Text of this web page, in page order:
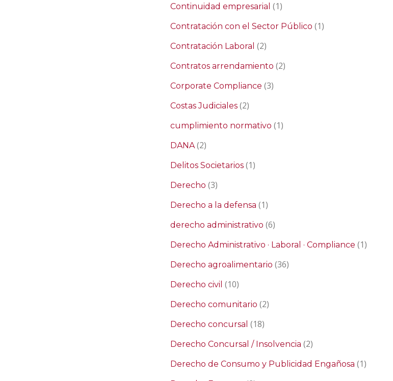
Continuidad empresarial (1)
Contratación con el Sector Público (1)
Contratación Laboral (2)
Contratos arrendamiento (2)
Corporate Compliance (3)
Costas Judiciales (2)
cumplimiento normativo (1)
DANA(2)
Delitos Societarios (1)
Derecho (3)
Derecho a la defensa (1)
derecho administrativo (6)
Derecho Administrativo · Laboral · Compliance (1)
Derecho agroalimentario (36)
Derecho civil (10)
Derecho comunitario (2)
Derecho concursal (18)
Derecho Concursal / Insolvencia (2)
Derecho de Consumo y Publicidad Engañosa (1)